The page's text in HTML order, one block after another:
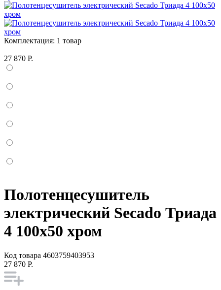
Комплектация: 1 товар
27 870 Р.
Полотенцесушитель
электрический Secado Триада
4 100x50 хром
Код товара 4603759403953
27 870 Р.